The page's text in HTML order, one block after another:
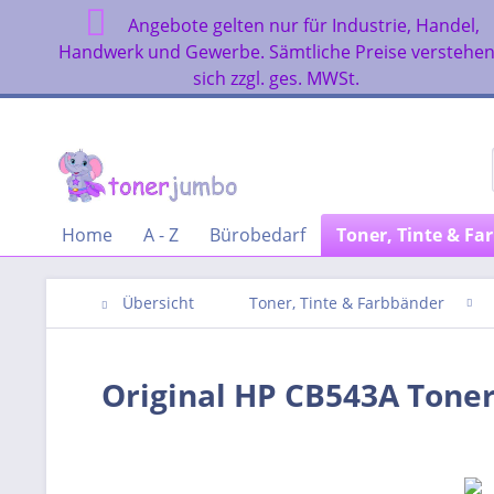
Angebote gelten nur für Industrie, Handel,
Handwerk und Gewerbe. Sämtliche Preise verstehen
sich zzgl. ges. MWSt.
Home A - Z Bürobedarf Toner, Tinte &
Übersicht Toner, Tinte & Farbbänder
Original HP CB543A